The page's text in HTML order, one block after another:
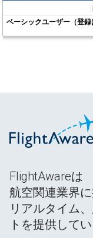
ベーシックユーザー（登
FlightAwareは
航空関連業界
リアルタイム
トを提供してい